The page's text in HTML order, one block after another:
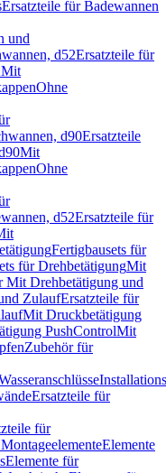
Ersatzteile für Badewannen
und
d52Ersatzteile für
Mit
Ohne
d90Ersatzteile
Mit
Ohne
d52Ersatzteile für
Fertigbausets für
für DrehbetätigungMit
Mit Drehbetätigung und
ZulaufErsatzteile für
Mit Druckbetätigung
PushControlMit
Zubehör für
Ersatzteile für
für
Elemente
Elemente für